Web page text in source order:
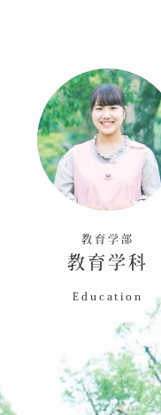
教育学部
教育学科
Education